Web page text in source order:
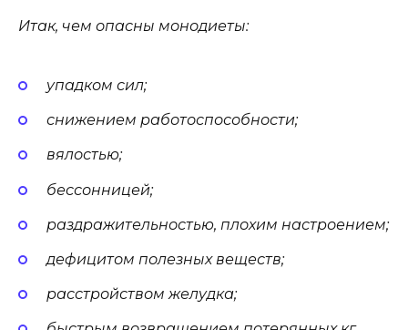
Итак, чем опасны монодиеты:
упадком сил;
снижением работоспособности;
вялостью;
бессонницей;
раздражительностью, плохим настроением;
дефицитом полезных веществ;
расстройством желудка;